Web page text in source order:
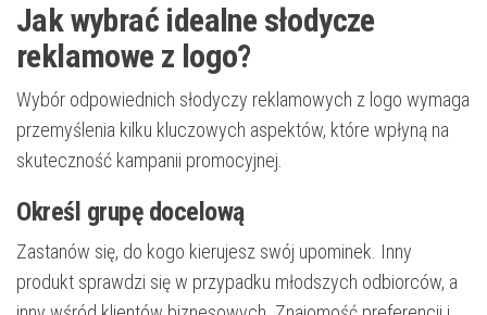
Jak wybrać idealne słodycze
reklamowe z logo?
Wybór odpowiednich słodyczy reklamowych z logo wymaga
przemyślenia kilku kluczowych aspektów, które wpłyną na
skuteczność kampanii promocyjnej.
Określ grupę docelową
Zastanów się, do kogo kierujesz swój upominek. Inny
produkt sprawdzi się w przypadku młodszych odbiorców, a